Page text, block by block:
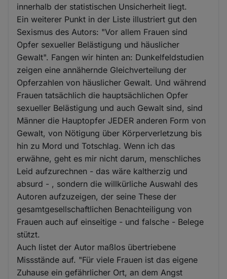
innerhalb der statistischen Unsicherheit liegt.
Ein weiterer Punkt in der Liste illustriert gut den
Sexismus des Autors: "Vor allem Frauen sind
Opfer sexueller Belästigung und häuslicher
Gewalt". Fangen wir hinten an: Dunkelfeldstudien
zeigen eine annähernde Gleichverteilung der
Opferzahlen von häuslicher Gewalt. Und während
Frauen tatsächlich die hauptsächlichen Opfer
sexueller Belästigung und auch Gewalt sind, sind
Männer die Hauptopfer JEDER anderen Form von
Gewalt, von Nötigung über Körperverletzung bis
hin zu Mord und Totschlag. Wenn ich das
erwähne, geht es mir nicht darum, menschliches
Leid aufzurechnen - das wäre kaltherzig und
absurd - , sondern die willkürliche Auswahl des
Autoren aufzuzeigen, der seine These der
gesamtgesellschaftlichen Benachteiligung von
Frauen auch auf einseitige - und falsche - Belege
stützt.
Auch listet der Autor maßlos übertriebene
Missstände auf. "Für viele Frauen ist das eigene
Zuhause ein gefährlicher Ort, an dem Angst